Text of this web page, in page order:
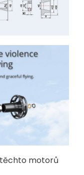
motorů